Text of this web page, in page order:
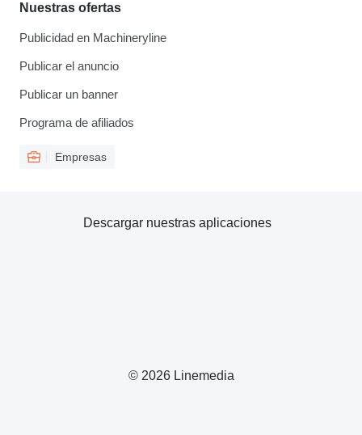
Nuestras ofertas
Publicidad en Machineryline
Publicar el anuncio
Publicar un banner
Programa de afiliados
Empresas
© 2026 Linemedia
Descargar nuestras aplicaciones